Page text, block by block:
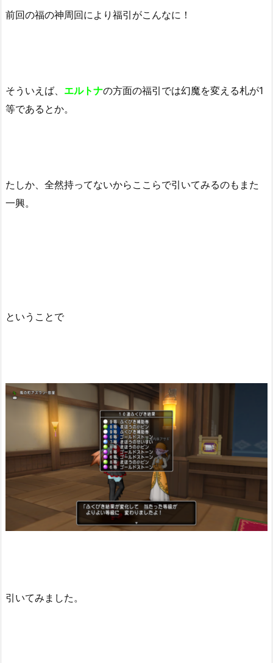
前回の福の神周回により福引がこんなに！
そういえば、 エルトナの方面の福引では幻魔を変える札が1
等であるとか。
たしか、全然持ってないからここらで引いてみるのもまた
一興。
ということで
引いてみました。